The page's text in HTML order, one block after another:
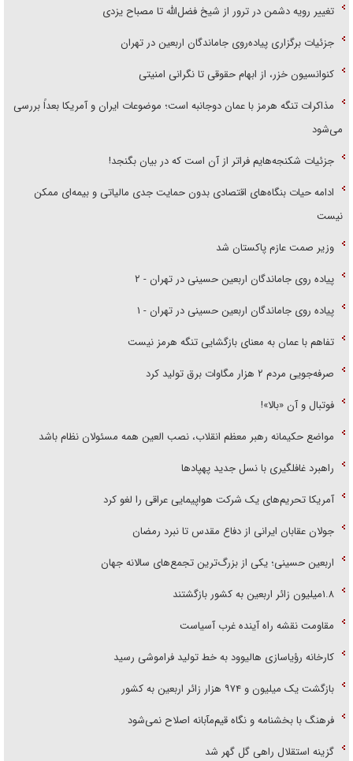
تغییر رویه دشمن در ترور از شیخ فضل‌الله تا مصباح یزدی
جزئیات برگزاری پیاده‌روی جاماندگان اربعین در تهران
کنوانسیون خزر، از ابهام حقوقی تا نگرانی امنیتی
مذاکرات تنگه هرمز با عمان دوجانبه است؛ موضوعات ایران و آمریکا بعداً بررسی
می‌شود
جزئیات شکنجه‌هایم فراتر از آن است که در بیان بگنجد!
ادامه حیات بنگاه‌های اقتصادی بدون حمایت جدی مالیاتی و بیمه‌ای ممکن
نیست
وزیر صمت عازم پاکستان شد
پیاده روی جاماندگان اربعین حسینی در تهران - ۲
پیاده روی جاماندگان اربعین حسینی در تهران - ۱
تفاهم با عمان به معنای بازگشایی تنگه هرمز نیست
صرفه‌جویی مردم ۲ هزار مگاوات برق تولید کرد
فوتبال و آن «بالا»!
مواضع حکیمانه رهبر معظم انقلاب، نصب العین همه مسئولان نظام باشد
راهبرد غافلگیری با نسل جدید پهپاد‌ها
آمریکا تحریم‌های یک شرکت هواپیمایی عراقی را لغو کرد
جولان عقابان ایرانی از دفاع مقدس تا نبرد رمضان
اربعین حسینی؛ یکی از بزرگ‌ترین تجمع‌های سالانه جهان
۱.۸میلیون زائر اربعین به کشور بازگشتند
مقاومت نقشه راه آینده غرب آسیاست
کارخانه رؤیاسازی هالیوود به خط تولید فراموشی رسید
بازگشت یک میلیون و ۹۷۴ هزار زائر اربعین به کشور
فرهنگ با بخشنامه و نگاه قیم‌مآبانه اصلاح نمی‌شود
گزینه استقلال راهی گل گهر شد